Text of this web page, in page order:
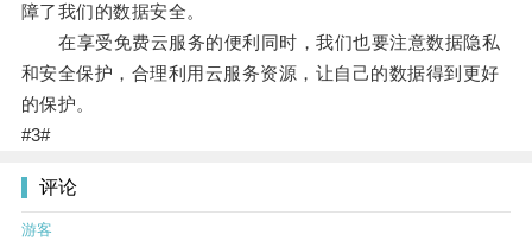
障了我们的数据安全。
在享受免费云服务的便利同时，我们也要注意数据隐私
和安全保护，合理利用云服务资源，让自己的数据得到更好
的保护。
#3#
评论
游客